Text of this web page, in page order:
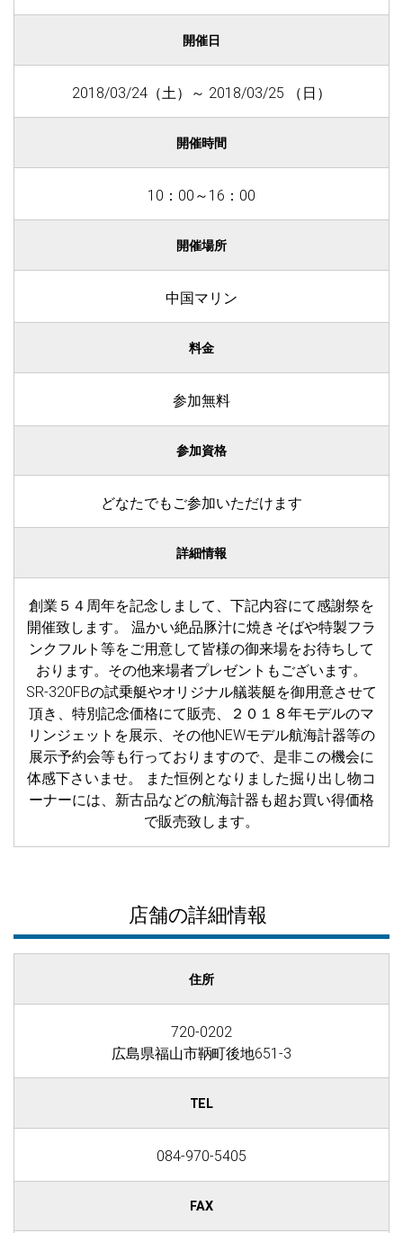
開催日
2018/03/24（土）～ 2018/03/25 （日）
開催時間
10：00～16：00
開催場所
中国マリン
料金
参加無料
参加資格
どなたでもご参加いただけます
詳細情報
創業５４周年を記念しまして、下記内容にて感謝祭を
開催致します。 温かい絶品豚汁に焼きそばや特製フラ
ンクフルト等をご用意して皆様の御来場をお待ちして
おります。その他来場者プレゼントもございます。
SR-320FBの試乗艇やオリジナル艤装艇を御用意させて
頂き、特別記念価格にて販売、２０１８年モデルのマ
リンジェットを展示、その他NEWモデル航海計器等の
展示予約会等も行っておりますので、是非この機会に
体感下さいませ。 また恒例となりました掘り出し物コ
ーナーには、新古品などの航海計器も超お買い得価格
で販売致します。
店舗の詳細情報
住所
720-0202
広島県福山市鞆町後地651-3
TEL
084-970-5405
FAX